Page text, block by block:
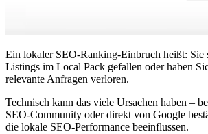
Ein lokaler SEO-Ranking-Einbruch heißt: Sie
Listings im Local Pack gefallen oder haben
relevante Anfragen verloren.
Technisch kann das viele Ursachen haben –
SEO-Community oder direkt von Google
die lokale SEO-Performance beeinflussen.